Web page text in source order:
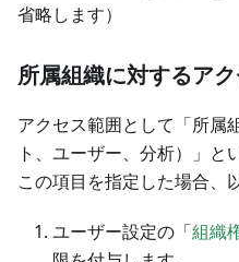
省略します）
所属組織に対するア
アクセス範囲として「所属
ト、ユーザー、分析）」と
この項目を指定した場合、
ユーザー設定の「組織